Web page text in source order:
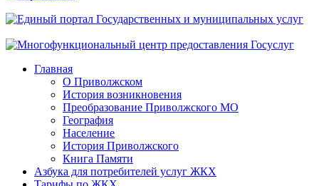
Главная
О Приволжском
История возникновения
Преобразование Приволжского МО
География
Население
История Приволжского
Книга Памяти
Азбука для потребителей услуг ЖКХ